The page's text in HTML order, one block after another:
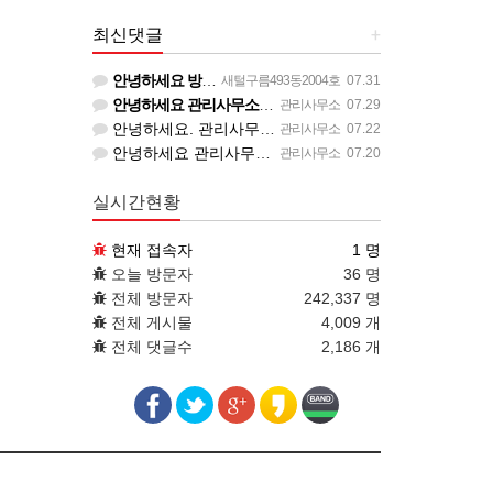
+
최신댓글
새털구름493동2004호 07.31
안녕하세요 방송 소리가 작게 들려요 불륨 켜 주세요 그리고 동대표회의 방송 송출 하시내요 세대내에서 동대표회…
관리사무소 07.29
안녕하세요 관리사무소입니다. 입주민님의 의견 참고하겠습니다. 감사합니다.
관리사무소 07.22
안녕하세요. 관리사무소입니다. 금일 즉시 공고하였습니다. 감사합니다.
관리사무소 07.20
안녕하세요 관리사무소입니다. 금일부터 공고와 방송 예정입니다. 감사합니다.
실시간현황
현재 접속자
1 명
오늘 방문자
36 명
전체 방문자
242,337 명
전체 게시물
4,009 개
전체 댓글수
2,186 개